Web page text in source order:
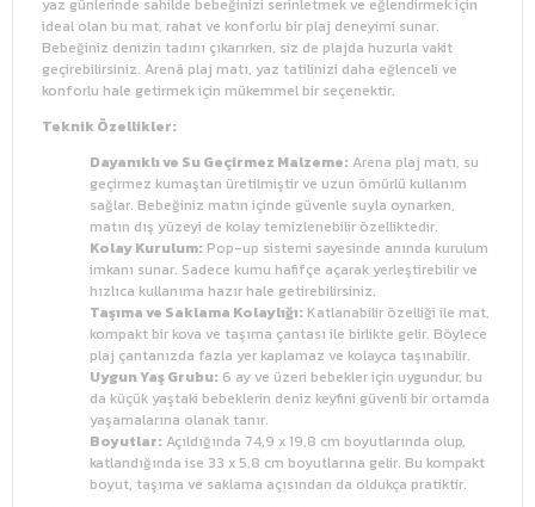
yaz günlerinde sahilde bebeğinizi serinletmek ve eğlendirmek için
ideal olan bu mat, rahat ve konforlu bir plaj deneyimi sunar.
Bebeğiniz denizin tadını çıkarırken, siz de plajda huzurla vakit
geçirebilirsiniz. Arenä plaj matı, yaz tatilinizi daha eğlenceli ve
konforlu hale getirmek için mükemmel bir seçenektir.
Teknik Özellikler:
Dayanıklı ve Su Geçirmez Malzeme: Arena plaj matı, su
geçirmez kumaştan üretilmiştir ve uzun ömürlü kullanım
sağlar. Bebeğiniz matın içinde güvenle suyla oynarken,
matın dış yüzeyi de kolay temizlenebilir özelliktedir.
Kolay Kurulum: Pop-up sistemi sayesinde anında kurulum
imkanı sunar. Sadece kumu hafifçe açarak yerleştirebilir ve
hızlıca kullanıma hazır hale getirebilirsiniz.
Taşıma ve Saklama Kolaylığı: Katlanabilir özelliği ile mat,
kompakt bir kova ve taşıma çantası ile birlikte gelir. Böylece
plaj çantanızda fazla yer kaplamaz ve kolayca taşınabilir.
Uygun Yaş Grubu: 6 ay ve üzeri bebekler için uygundur, bu
da küçük yaştaki bebeklerin deniz keyfini güvenli bir ortamda
yaşamalarına olanak tanır.
Boyutlar: Açıldığında 74,9 x 19,8 cm boyutlarında olup,
katlandığında ise 33 x 5,8 cm boyutlarına gelir. Bu kompakt
boyut, taşıma ve saklama açısından da oldukça pratiktir.